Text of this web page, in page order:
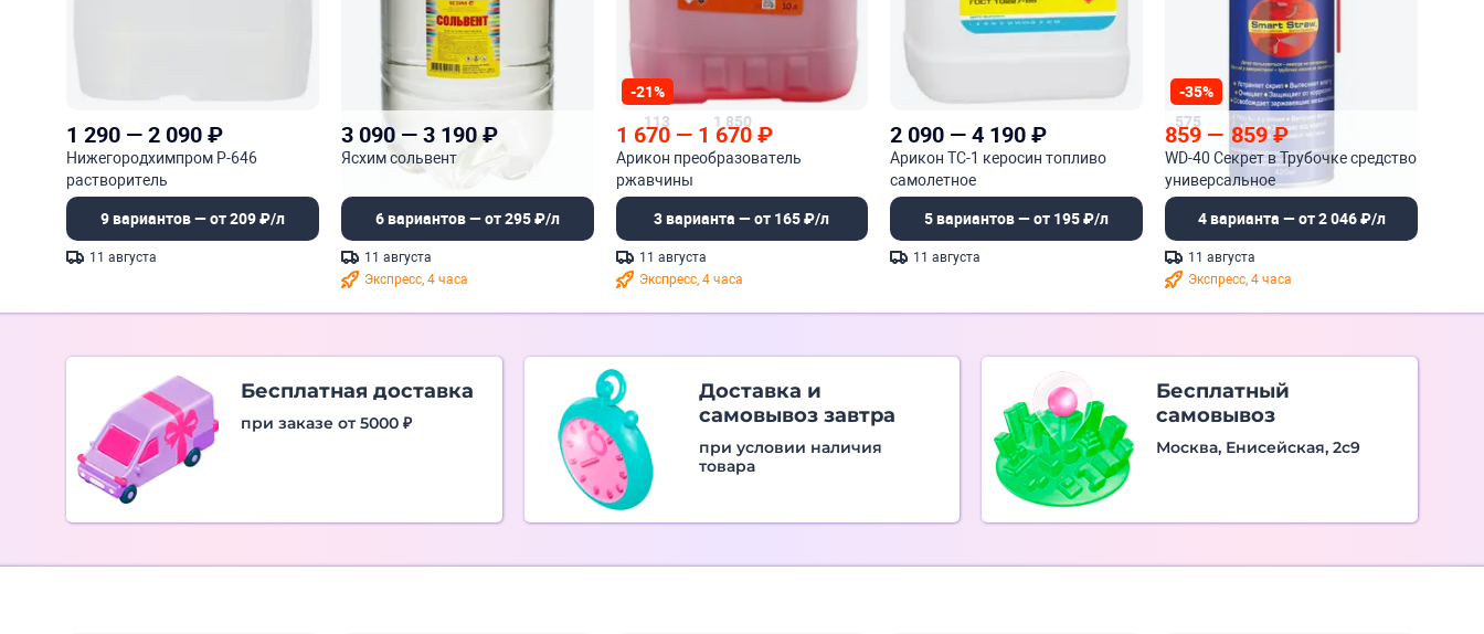
1 290 —2 090₽
Нижегородхимпром Р-646
растворитель
9 вариантов — от 209 ₽/л
11 августа
3 090 —3 190₽
Ясхим сольвент
6 вариантов — от 295 ₽/л
11 августа
Экспресс, 4 часа
-21%
113
1 670 — 1 850
1 670 ₽
Арикон преобразователь
ржавчины
3 варианта — от 165 ₽/л
11 августа
Экспресс, 4 часа
2 090 —4 190₽
Арикон ТС-1 керосин топливо
самолетное
5 вариантов — от 195 ₽/л
11 августа
-35%
575
859 — 1 330
859₽
WD-40 Секрет в Трубочке средство
универсальное
4 варианта — от 2 046 ₽/л
11 августа
Экспресс, 4 часа
Бесплатная доставка
при заказе от 5000 ₽
Доставка и
самовывоз завтра
при условии наличия
товара
Бесплатный
самовывоз
Москва, Енисейская, 2с9